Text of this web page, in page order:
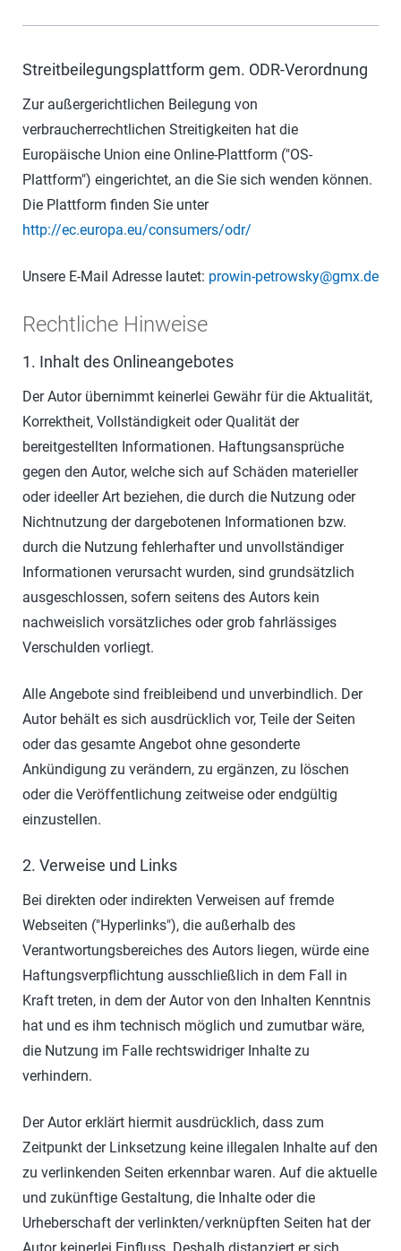
Streitbeilegungsplattform gem. ODR-Verordnung
Zur außergerichtlichen Beilegung von
verbraucherrechtlichen Streitigkeiten hat die
Europäische Union eine Online-Plattform ("OS-
Plattform") eingerichtet, an die Sie sich wenden können.
Die Plattform finden Sie unter
http://ec.europa.eu/consumers/odr/
Unsere E-Mail Adresse lautet: prowin-petrowsky@gmx.de
Rechtliche Hinweise
1. Inhalt des Onlineangebotes
Der Autor übernimmt keinerlei Gewähr für die Aktualität,
Korrektheit, Vollständigkeit oder Qualität der
bereitgestellten Informationen. Haftungsansprüche
gegen den Autor, welche sich auf Schäden materieller
oder ideeller Art beziehen, die durch die Nutzung oder
Nichtnutzung der dargebotenen Informationen bzw.
durch die Nutzung fehlerhafter und unvollständiger
Informationen verursacht wurden, sind grundsätzlich
ausgeschlossen, sofern seitens des Autors kein
nachweislich vorsätzliches oder grob fahrlässiges
Verschulden vorliegt.
Alle Angebote sind freibleibend und unverbindlich. Der
Autor behält es sich ausdrücklich vor, Teile der Seiten
oder das gesamte Angebot ohne gesonderte
Ankündigung zu verändern, zu ergänzen, zu löschen
oder die Veröffentlichung zeitweise oder endgültig
einzustellen.
2. Verweise und Links
Bei direkten oder indirekten Verweisen auf fremde
Webseiten ("Hyperlinks"), die außerhalb des
Verantwortungsbereiches des Autors liegen, würde eine
Haftungsverpflichtung ausschließlich in dem Fall in
Kraft treten, in dem der Autor von den Inhalten Kenntnis
hat und es ihm technisch möglich und zumutbar wäre,
die Nutzung im Falle rechtswidriger Inhalte zu
verhindern.
Der Autor erklärt hiermit ausdrücklich, dass zum
Zeitpunkt der Linksetzung keine illegalen Inhalte auf den
zu verlinkenden Seiten erkennbar waren. Auf die aktuelle
und zukünftige Gestaltung, die Inhalte oder die
Urheberschaft der verlinkten/verknüpften Seiten hat der